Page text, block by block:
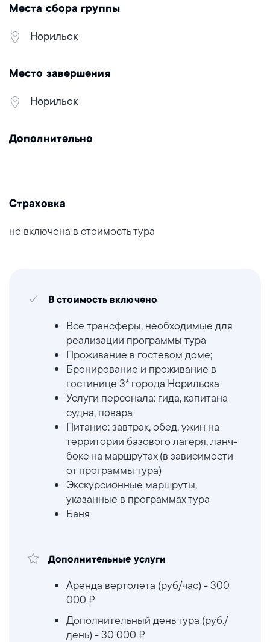
Места сбора группы
Норильск
Место завершения
Норильск
Дополнительно
Страховка
не включена в стоимость тура
В стоимость включено
Все трансферы, необходимые для
реализации программы тура
Проживание в гостевом доме;
Бронирование и проживание в
гостинице 3* города Норильска
Услуги персонала: гида, капитана
судна, повара
Питание: завтрак, обед, ужин на
территории базового лагеря, ланч-
бокс на маршрутах (в зависимости
от программы тура)
Экскурсионные маршруты,
указанные в программах тура
Баня
Дополнительные услуги
Аренда вертолета (руб/час) - 300
000 ₽
Дополнительный день тура (руб./
день) - 30 000 ₽